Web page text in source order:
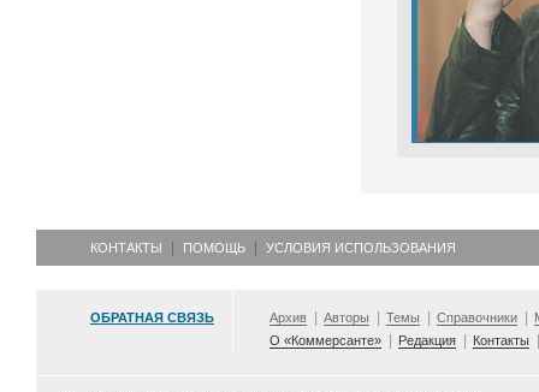
КОНТАКТЫ ПОМОЩЬ УСЛОВИЯ ИСПОЛЬЗОВАНИЯ
ОБРАТНАЯ СВЯЗЬ Архив Авторы Темы Справочники
О «Коммерсанте»
Редакция Контакты